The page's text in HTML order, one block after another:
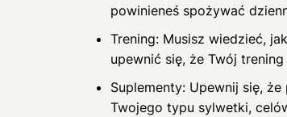
powinieneś spożywać
Trening: Musisz wiedzieć,
upewnić się, że Twój
Suplementy: Upewnij się,
Twojego typu sylwetki,